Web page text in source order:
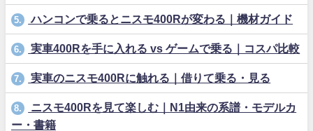
5. ハンコンで乗るとニスモ400Rが変わる｜機材ガイド
6. 実車400Rを手に入れる vs ゲームで乗る｜コスパ比較
7. 実車のニスモ400Rに触れる｜借りて乗る・見る
8.
ニスモ400Rを見て楽しむ｜N1由来の系譜・モデルカ
ー・書籍